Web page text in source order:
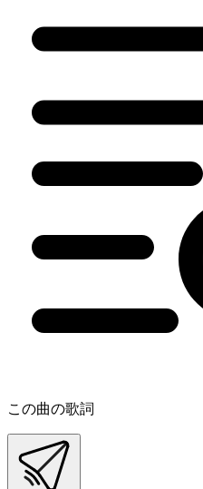
この曲の歌詞